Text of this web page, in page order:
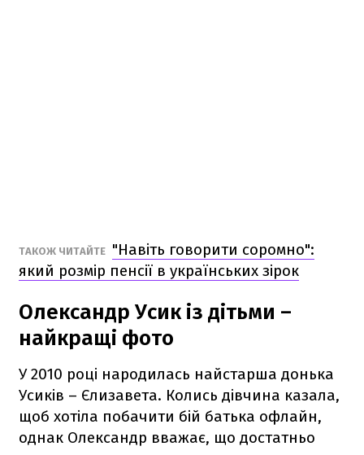
ТАКОЖ ЧИТАЙТЕ "Навіть говорити соромно":
який розмір пенсії в українських зірок
Олександр Усик із дітьми –
найкращі фото
У 2010 році народилась найстарша донька
Усиків – Єлизавета. Колись дівчина казала,
щоб хотіла побачити бій батька офлайн,
однак Олександр вважає, що достатньо